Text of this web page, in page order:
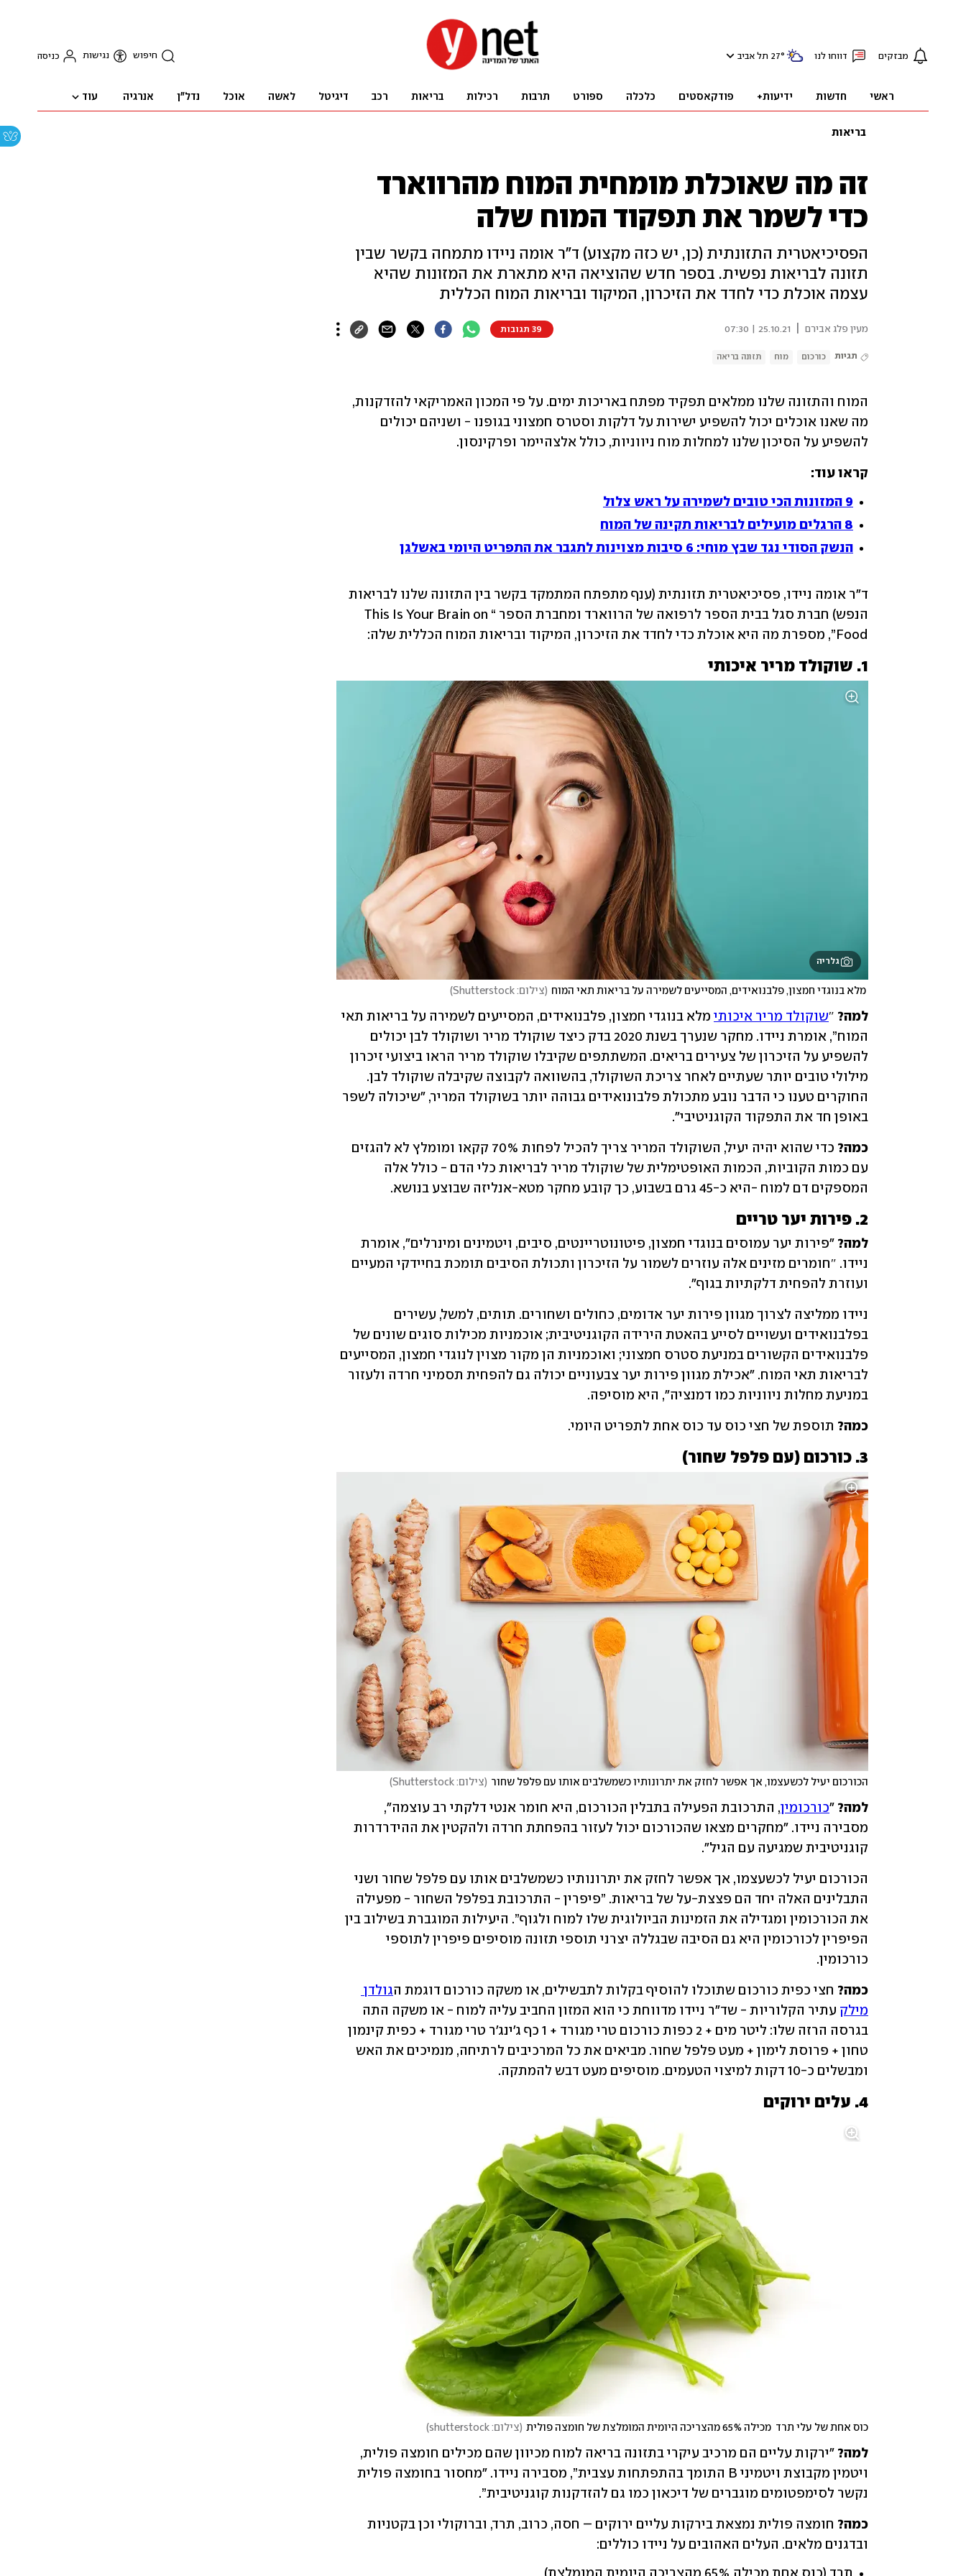
מבזקים דווחו לנו 27° תל אביב חיפוש נגישות כניסה
ראשי חדשות ידיעות+ פודקאסטים כלכלה ספורט תרבות רכילות בריאות רכב דיגיטל לאשה אוכל נדל"ן אנרגיה עוד
בריאות
זה מה שאוכלת מומחית המוח מהרווארד
כדי לשמר את תפקוד המוח שלה
הפסיכיאטרית התזונתית (כן, יש כזה מקצוע) ד"ר אומה ניידו מתמחה בקשר שבין
תזונה לבריאות נפשית. בספר חדש שהוציאה היא מתארת את המזונות שהיא
עצמה אוכלת כדי לחדד את הזיכרון, המיקוד ובריאות המוח הכללית
מעין פלג אבירם 25.10.21 | 07:30 39 תגובות
תגיות כורכום מוח תזונה בריאה
להשפיע על הסיכון שלנו למחלות מוח ניווניות, כולל אלצהיימר ופרקינסון.
קראו עוד:
9 המזונות הכי טובים לשמירה על ראש צלול
8 הרגלים מועילים לבריאות תקינה של המוח
הנשק הסודי נגד שבץ מוחי: 6 סיבות מצוינות לתגבר את התפריט היומי באשלגן
הנפש) חברת סגל בבית הספר לרפואה של הרווארד ומחברת הספר “This Is Your Brain on
Food”, מספרת מה היא אוכלת כדי לחדד את הזיכרון, המיקוד ובריאות המוח הכללית שלה:
1. שוקולד מריר איכותי
גלריה
(צילום: Shutterstock )
למה? ″שוקולד מריר איכותי
באופן חד את התפקוד הקוגניטיבי".
כמה?
המספקים דם למוח -היא כ-45 גרם בשבוע, כך קובע מחקר מטא-אנליזה שבוצע בנושא.
2. פירות יער טריים
למה?
ועוזרת להפחית דלקתיות בגוף".
במניעת מחלות ניווניות כמו דמנציה", היא מוסיפה.
כמה? תוספת של חצי כוס עד כוס אחת לתפריט היומי.
3. כורכום (עם פלפל שחור)
הכורכום יעיל לכשעצמו, אך אפשר לחזק את יתרונותיו כשמשלבים אותו עם פלפל שחור (צילום: Shutterstock )
למה? "כורכומין
קוגניטיבית שמגיעה עם הגיל".
כורכומין.
כמה? חצי כפית כורכום שתוכלו להוסיף בקלות לתבשילים, או משקה כורכום דוגמת ה
מילק
ומבשלים כ-10 דקות למיצוי הטעמים. מוסיפים מעט דבש להמתקה.
4. עלים ירוקים
כוס אחת של עלי תרד  מכילה 65% מהצריכה היומית המומלצת של חומצה פולית (צילום: shutterstock )
למה?
נקשר לסימפטומים מוגברים של דיכאון כמו גם להזדקנות קוגניטיבית”.
כמה?
ובדגנים מלאים. העלים האהובים על ניידו כוללים:
תרד (כוס אחת מכילה 65% מהצריכה היומית המומלצת)